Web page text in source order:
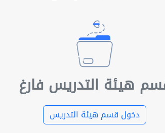
هيئة التدريس فارغ
دخول قسم هيئة التدريس